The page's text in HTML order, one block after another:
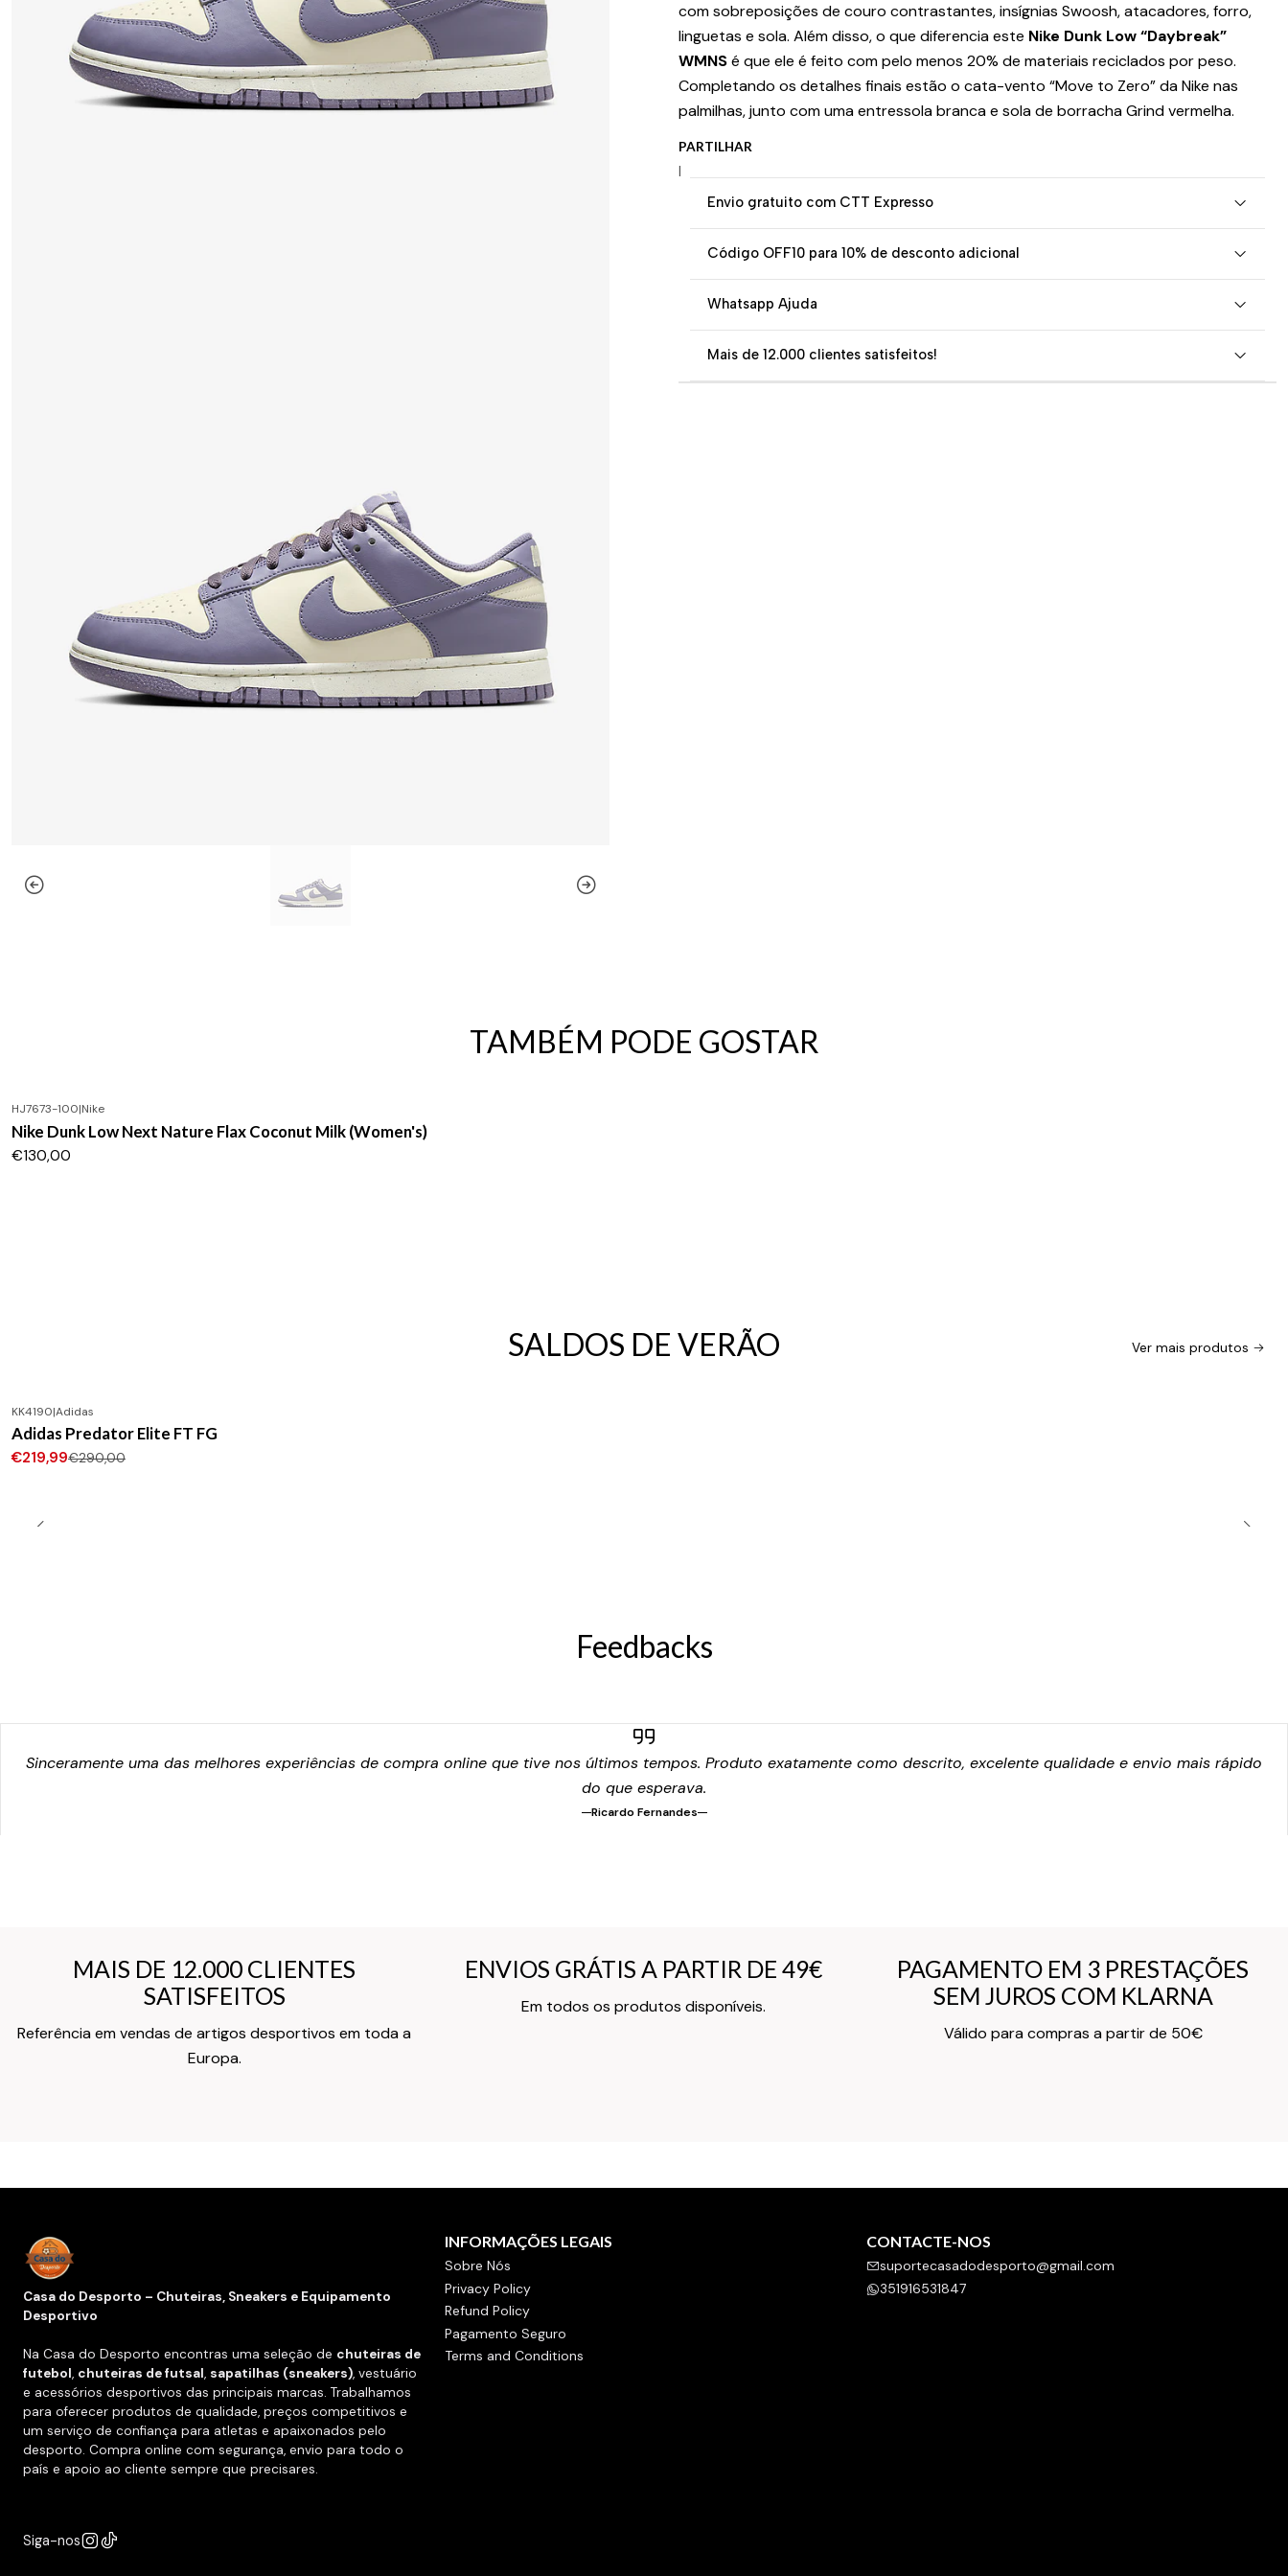
com sobreposições de couro contrastantes, insígnias Swoosh, atacadores, forro,
linguetas e sola. Além disso, o que diferencia este Nike Dunk Low “Daybreak”
WMNSé que ele é feito com pelo menos 20% de materiais reciclados por peso.
Completando os detalhes finais estão o cata-vento “Move to Zero” da Nike nas
palmilhas, junto com uma entressola branca e sola de borracha Grind vermelha.
PARTILHAR
|
Envio gratuito com CTT Expresso
Código OFF10 para 10% de desconto adicional
Whatsapp Ajuda
Mais de 12.000 clientes satisfeitos!
TAMBÉM PODE GOSTAR
HJ7673-100|Nike
Nike Dunk Low Next Nature Flax Coconut Milk (Women's)
€130,00
SALDOS DE VERÃO Ver mais produtos
-24%DESCONTO
Novo
KK4190|Adidas
Adidas Predator Elite FT FG
€219,99€290,00
Feedbacks
Sinceramente uma das melhores experiências de compra online que tive nos últimos tempos. Produto exatamente como descrito, excelente qualidade e envio mais rápido
do que esperava.
Ricardo Fernandes
MAIS DE 12.000 CLIENTES
SATISFEITOS
Referência em vendas de artigos desportivos em toda a
Europa.
MAIS DE 12.000 CLIENTES
SATISFEITOS
Texto do Verso do Cartão de Informação
ENVIOS GRÁTIS A PARTIR DE 49€
Em todos os produtos disponíveis.
ENVIOS GRÁTIS A PARTIR DE 49€
Texto do Verso do Cartão de Informação
PAGAMENTO EM 3 PRESTAÇÕES
SEM JUROS COM KLARNA
Válido para compras a partir de 50€
PAGAMENTO EM 3 PRESTAÇÕES
SEM JUROS COM KLARNA
Texto do Verso do Cartão de Informação
Casa do Desporto – Chuteiras, Sneakers e Equipamento
Desportivo
Na Casa do Desporto encontras uma seleção de chuteiras de
futebol, chuteiras de futsal, sapatilhas (sneakers), vestuário
e acessórios desportivos das principais marcas. Trabalhamos
para oferecer produtos de qualidade, preços competitivos e
um serviço de confiança para atletas e apaixonados pelo
desporto. Compra online com segurança, envio para todo o
país e apoio ao cliente sempre que precisares.
Siga-nos
INFORMAÇÕES LEGAIS
Sobre Nós
Privacy Policy
Refund Policy
Pagamento Seguro
Terms and Conditions
CONTACTE-NOS
suportecasadodesporto@gmail.com
351916531847